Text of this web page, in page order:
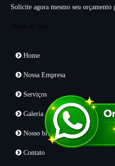
Solicite agora mesmo seu
Mapa do Site
Home
Nossa Empresa
Serviços
Galeria
Nosso blog
Contato